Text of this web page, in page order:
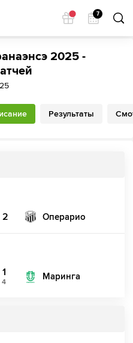
7
2025 -
Результаты
2 Операрио
4
Маринга